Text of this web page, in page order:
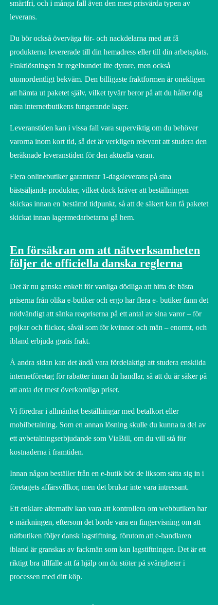
smärtfri, och i många fall även den mest prisvärda typen av
leverans.
Du bör också överväga för- och nackdelarna med att få
produkterna levererade till din hemadress eller till din arbetsplats.
Fraktlösningen är regelbundet lite dyrare, men också
utomordentligt bekväm. Den billigaste fraktformen är onekligen
att hämta ut paketet själv, vilket tyvärr beror på att du håller dig
nära internetbutikens fungerande lager.
Leveranstiden kan i vissa fall vara superviktig om du behöver
varorna inom kort tid, så det är verkligen relevant att studera den
beräknade leveranstiden för den aktuella varan.
Flera onlinebutiker garanterar 1-dagsleverans på sina
bästsäljande produkter, vilket dock kräver att beställningen
skickas innan en bestämd tidpunkt, så att de säkert kan få paketet
skickat innan lagermedarbetarna gå hem.
En försäkran om att nätverksamheten
följer de officiella danska reglerna
Det är nu ganska enkelt för vanliga dödliga att hitta de bästa
priserna från olika e-butiker och ergo har flera e- butiker fann det
nödvändigt att sänka reapriserna på ett antal av sina varor – för
pojkar och flickor, såväl som för kvinnor och män – enormt, och
ibland erbjuda gratis frakt.
Å andra sidan kan det ändå vara fördelaktigt att studera enskilda
internetföretag för rabatter innan du handlar, så att du är säker på
att anta det mest överkomliga priset.
Vi föredrar i allmänhet beställningar med betalkort eller
mobilbetalning. Som en annan lösning skulle du kunna ta del av
ett avbetalningserbjudande som ViaBill, om du vill stå för
kostnaderna i framtiden.
Innan någon beställer från en e-butik bör de liksom sätta sig in i
företagets affärsvillkor, men det brukar inte vara intressant.
Ett enklare alternativ kan vara att kontrollera om webbutiken har
e-märkningen, eftersom det borde vara en fingervisning om att
nätbutiken följer dansk lagstiftning, förutom att e-handlaren
ibland är granskas av fackmän som kan lagstiftningen. Det är ett
riktigt bra tillfälle att få hjälp om du stöter på svårigheter i
processen med ditt köp.